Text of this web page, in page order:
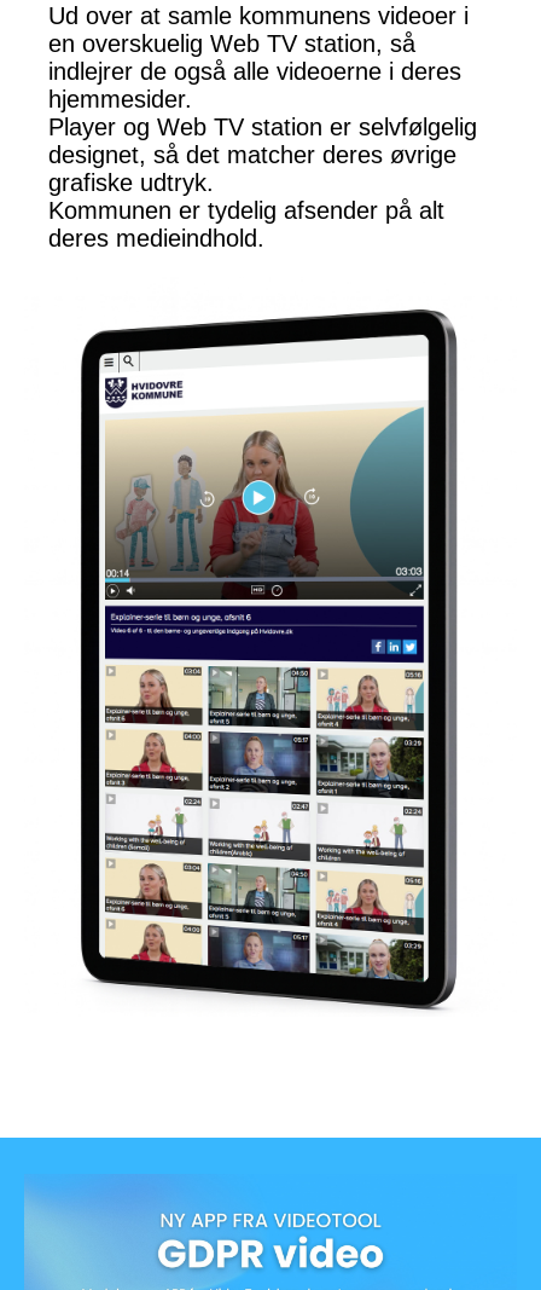
Ud over at samle kommunens videoer i
en overskuelig Web TV station, så
indlejrer de også alle videoerne i deres
hjemmesider.
Player og Web TV station er selvfølgelig
designet, så det matcher deres øvrige
grafiske udtryk.
Kommunen er tydelig afsender på alt
deres medieindhold.